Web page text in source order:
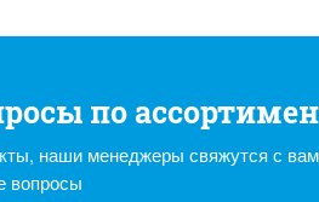
по
наши менеджеры свяжутся с
вопросы